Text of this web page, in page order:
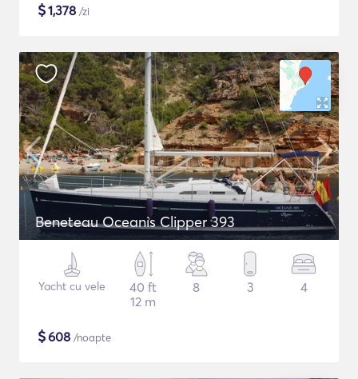
$1,378 /zi
Beneteau Oceanis Clipper 393
Yacht cu vele
40 ft
12 m
8 3 4
$608 /noapte